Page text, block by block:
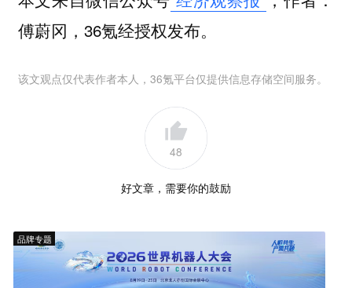
傅蔚冈，36氪经授权发布。
该文观点仅代表作者本人，36氪平台仅提供信息存储空间服务。
48
好文章，需要你的鼓励
品牌专题